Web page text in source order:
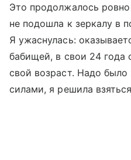
Это продолжалось
не подошла к зеркалу в
Я ужаснулась:
бабищей, в свои 24 года
свой возраст. Надо
силами, я решила